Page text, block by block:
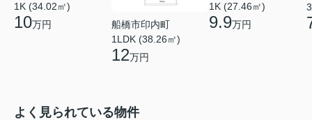
1K (34.02㎡)
10万円
船橋市印内町
1LDK (38.26㎡)
12万円
1K (27.46㎡)
9.9万円
よく見られている物件